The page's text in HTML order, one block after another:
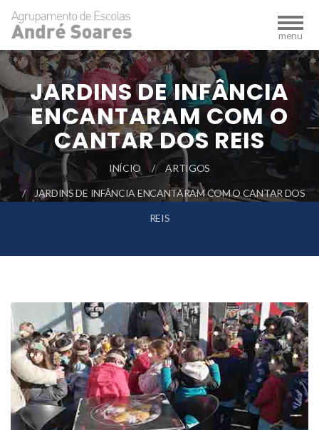
JARDINS DE INFÂNCIA
ENCANTARAM COM O
CANTAR DOS REIS
INÍCIO ARTIGOS
JARDINS DE INFÂNCIA ENCANTARAM COM O CANTAR DOS
REIS